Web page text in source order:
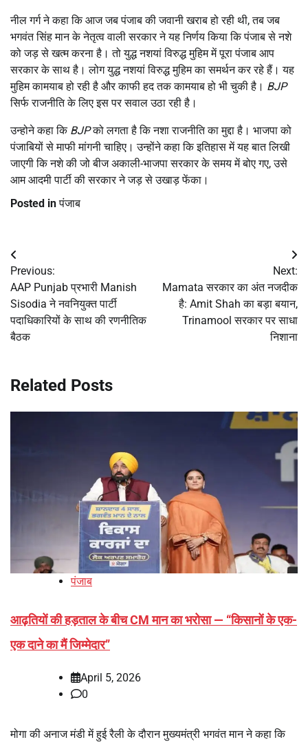
नील गर्ग ने कहा कि आज जब पंजाब की जवानी खराब हो रही थी, तब जब
भगवंत सिंह मान के नेतृत्व वाली सरकार ने यह निर्णय किया कि पंजाब से नशे
को जड़ से खत्म करना है। तो युद्ध नशयां विरुद्ध मुहिम में पूरा पंजाब आप
सरकार के साथ है। लोग युद्ध नशयां विरुद्ध मुहिम का समर्थन कर रहे हैं। यह
मुहिम कामयाब हो रही है और काफी हद तक कामयाब हो भी चुकी है। BJP
सिर्फ राजनीति के लिए इस पर सवाल उठा रही है।
उन्होने कहा कि BJPको लगता है कि नशा राजनीति का मुद्दा है। भाजपा को
पंजाबियों से माफी मांगनी चाहिए। उन्होंने कहा कि इतिहास में यह बात लिखी
जाएगी कि नशे की जो बीज अकाली-भाजपा सरकार के समय में बोए गए, उसे
आम आदमी पार्टी की सरकार ने जड़ से उखाड़ फेंका।
Posted inपंजाब
Post
navigation
Previous:
AAP Punjab प्रभारी Manish
Sisodia ने नवनियुक्त पार्टी
पदाधिकारियों के साथ की रणनीतिक
बैठक
Next:
Mamata सरकार का अंत नजदीक
है: Amit Shah का बड़ा बयान,
Trinamool सरकार पर साधा
निशाना
Related Posts
पंजाब
आढ़तियों की हड़ताल के बीच CM मान का भरोसा — “किसानों के एक-
एक दाने का मैं जिम्मेदार”
April 5, 2026
0
मोगा की अनाज मंडी में हुई रैली के दौरान मुख्यमंत्री भगवंत मान ने कहा कि